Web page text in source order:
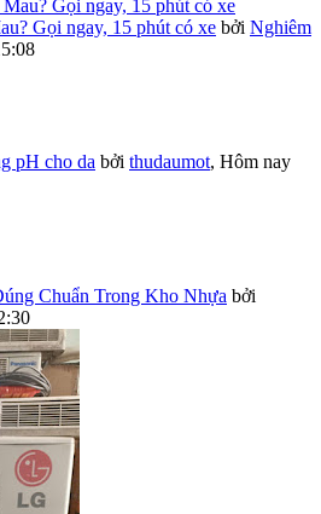
Gọi ngay, 15 phút có xe bởi Nghiêm
pH cho da bởi thudaumot, Hôm nay
Chuẩn Trong Kho Nhựa bởi